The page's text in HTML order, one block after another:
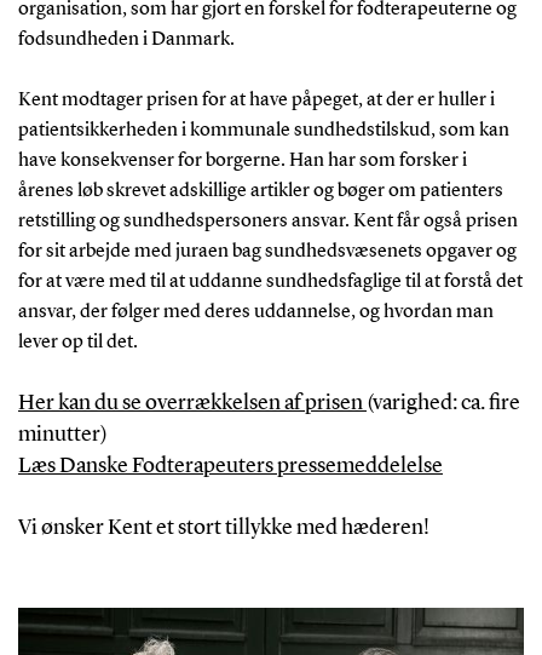
organisation, som har gjort en forskel for fodterapeuterne og
fodsundheden i Danmark.
Kent modtager prisen for at have påpeget, at der er huller i
patientsikkerheden i kommunale sundhedstilskud, som kan
have konsekvenser for borgerne. Han har som forsker i
årenes løb skrevet adskillige artikler og bøger om patienters
retstilling og sundhedspersoners ansvar. Kent får også prisen
for sit arbejde med juraen bag sundhedsvæsenets opgaver og
for at være med til at uddanne sundhedsfaglige til at forstå det
ansvar, der følger med deres uddannelse, og hvordan man
lever op til det.
Her kan du se overrækkelsen af prisen (varighed: ca. fire
minutter)
Læs Danske Fodterapeuters pressemeddelelse
Vi ønsker Kent et stort tillykke med hæderen!